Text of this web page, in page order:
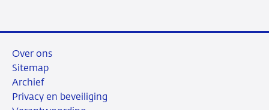
Over ons
Sitemap
Archief
Privacy en beveiliging